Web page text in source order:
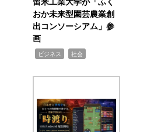
おか未来型園芸農業創
出コンソーシアム」参
画
ビジネス 社会